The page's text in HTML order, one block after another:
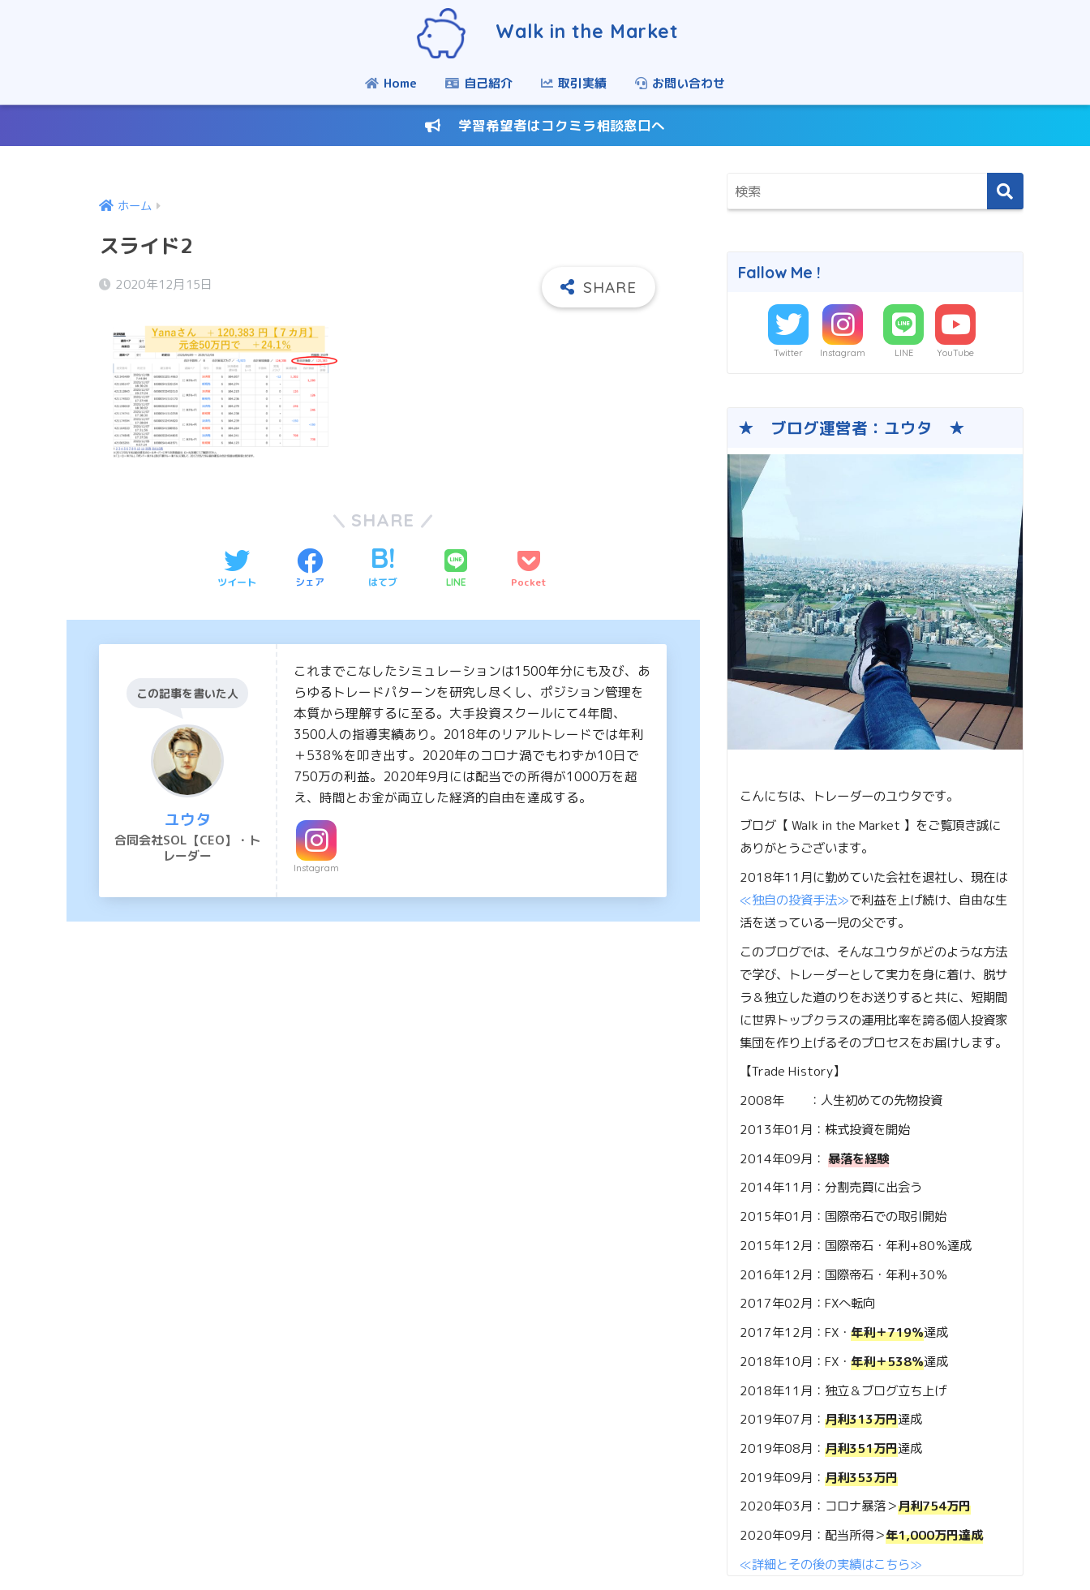
Walk in the Market
Home 自己紹介 取引実績 お問い合わせ
学習希望者はコクミラ相談窓口へ
ホーム
スライド2
2020年12月15日
SHARE
ツイート シェア はてブ LINE Pocket
この記事を書いた人
ユウタ
合同会社SOL【CEO】・ト
レーダー
これまでこなしたシミュレーションは1500年分にも及び、あ
らゆるトレードパターンを研究し尽くし、ポジション管理を
本質から理解するに至る。大手投資スクールにて4年間、
3500人の指導実績あり。2018年のリアルトレードでは年利
＋538％を叩き出す。2020年のコロナ渦でもわずか10日で
750万の利益。2020年9月には配当での所得が1000万を超
え、時間とお金が両立した経済的自由を達成する。
Instagram
Fallow Me !
Twitter Instagram LINE YouTube
★ ブログ運営者：ユウタ ★
こんにちは、トレーダーのユウタです。
ブログ【 Walk in the Market 】をご覧頂き誠に
ありがとうございます。
2018年11月に勤めていた会社を退社し、現在は
≪独自の投資手法≫で利益を上げ続け、自由な生
活を送っている一児の父です。
このブログでは、そんなユウタがどのような方法
で学び、トレーダーとして実力を身に着け、脱サ
ラ＆独立した道のりをお送りすると共に、短期間
に世界トップクラスの運用比率を誇る個人投資家
集団を作り上げるそのプロセスをお届けします。
【Trade History】
2008年 ：人生初めての先物投資
2013年01月：株式投資を開始
2014年09月：暴落を経験
2014年11月：分割売買に出会う
2015年01月：国際帝石での取引開始
2015年12月：国際帝石・年利+80％達成
2016年12月：国際帝石・年利+30％
2017年02月：FXへ転向
2017年12月：FX・年利＋719％達成
2018年10月：FX・年利＋538％達成
2018年11月：独立＆ブログ立ち上げ
2019年07月：月利313万円達成
2019年08月：月利351万円達成
2019年09月：月利353万円
2020年03月：コロナ暴落＞月利754万円
2020年09月：配当所得＞年1,000万円達成
≪詳細とその後の実績はこちら≫